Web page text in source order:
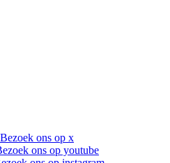
Bezoek ons op x
ons op youtube